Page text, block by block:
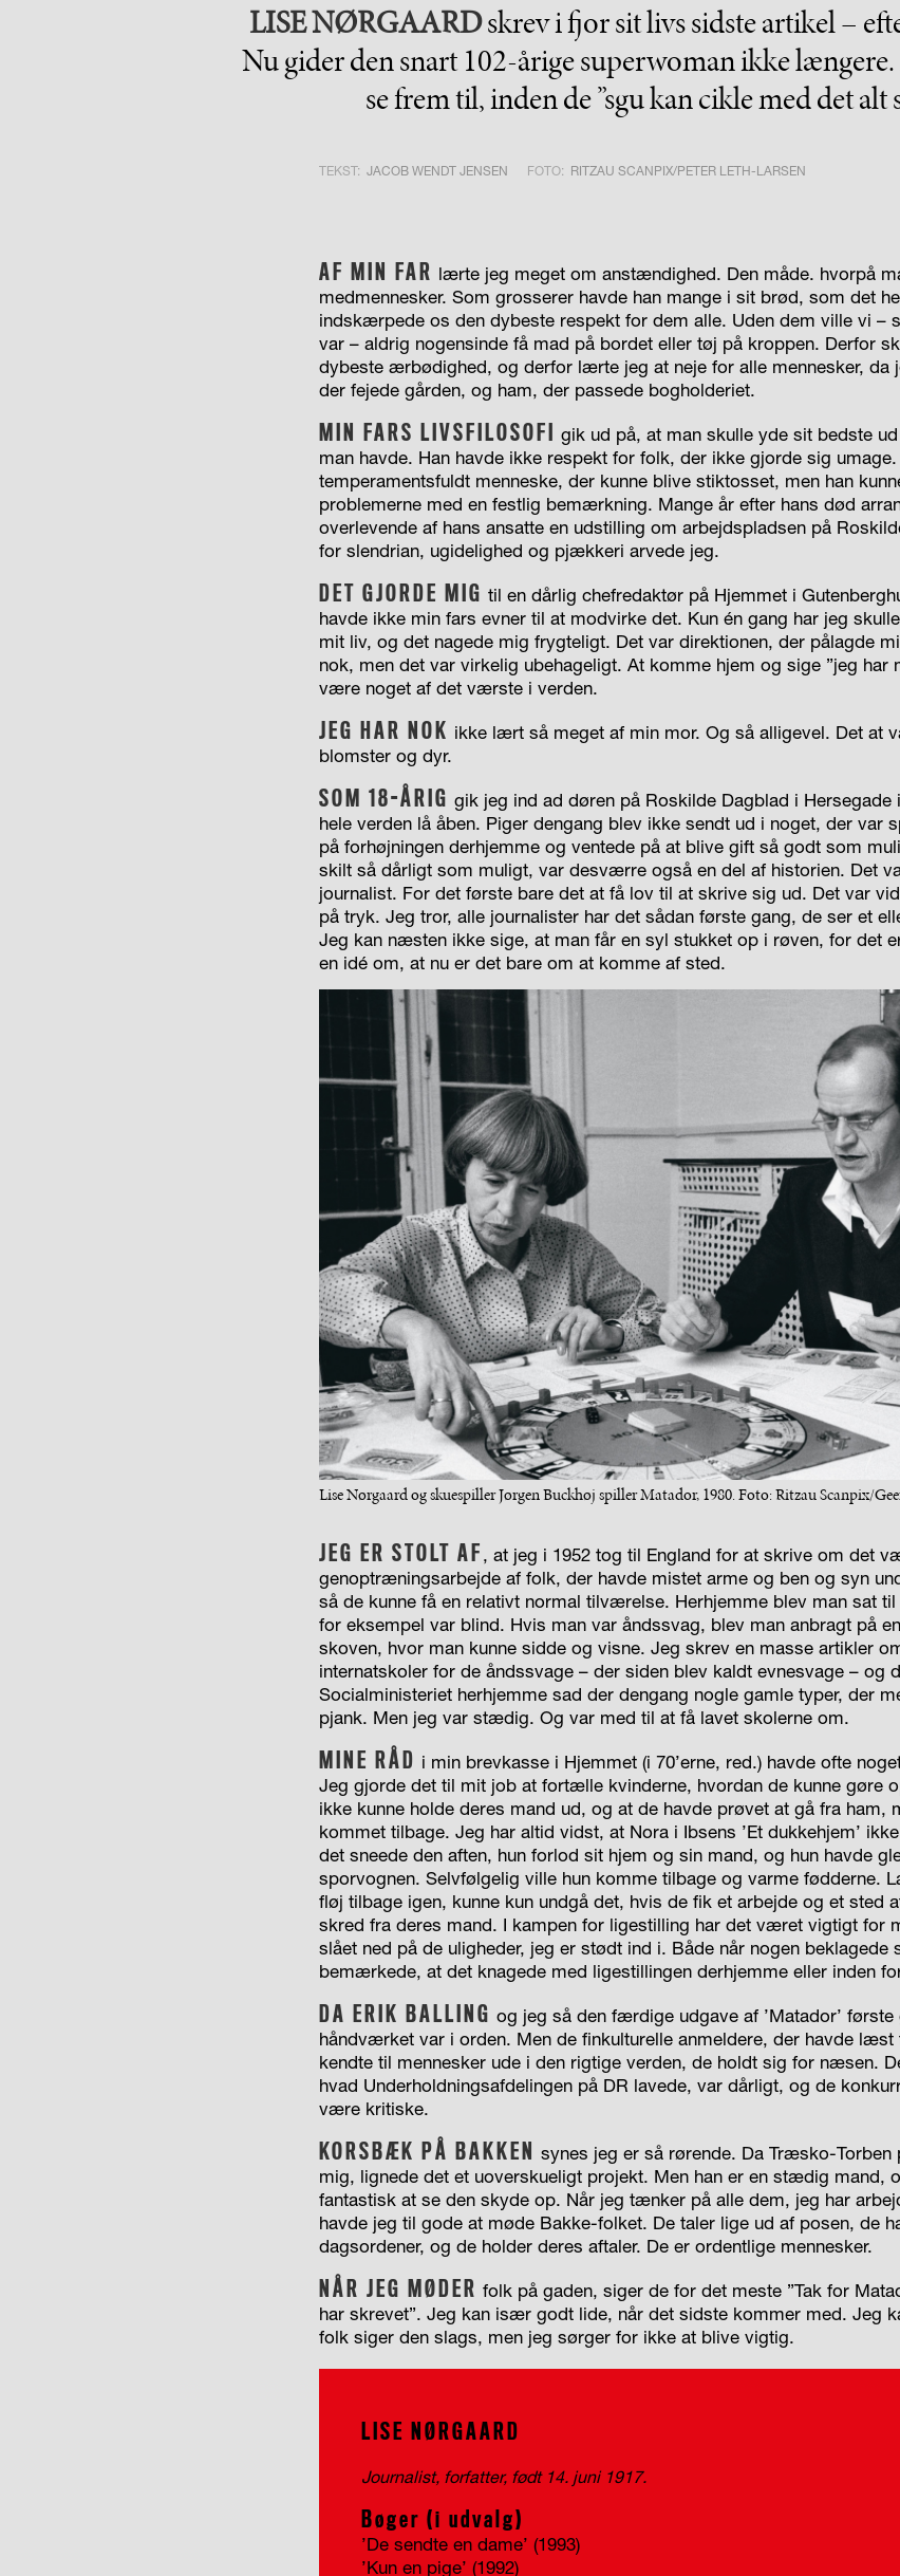
LISE NØRGAARDskrev i fjor sit livs sidste artikel –
Nu gider den snart 102-årige superwoman ikke
se frem til, inden de ”sgu kan cikle med det alt
TEKST: JACOB WENDT JENSEN FOTO: RITZAU SCANPIX/PETER LETH-LARSEN
AF MIN FAR lærte jeg meget om anstændighed. Den måde. hvorpå
medmennesker. Som grosserer havde han mange i sit brød, som det
indskærpede os den dybeste respekt for dem alle. Uden dem ville vi –
var – aldrig nogensinde få mad på bordet eller tøj på kroppen. Derfor
dybeste ærbødighed, og derfor lærte jeg at neje for alle mennesker, da
der fejede gården, og ham, der passede bogholderiet.
MIN FARS LIVSFILOSOFI
gik ud på, at man skulle yde sit bedste
man havde. Han havde ikke respekt for folk, der ikke gjorde sig
temperamentsfuldt menneske, der kunne blive stiktosset, men han
problemerne med en festlig bemærkning. Mange år efter hans død
overlevende af hans ansatte en udstilling om arbejdspladsen på
for slendrian, ugidelighed og pjækkeri arvede jeg.
DET GJORDE MIG til en dårlig chefredaktør på Hjemmet i
havde ikke min fars evner til at modvirke det. Kun én gang har jeg
mit liv, og det nagede mig frygteligt. Det var direktionen, der pålagde
nok, men det var virkelig ubehageligt. At komme hjem og sige ”jeg har
være noget af det værste i verden.
JEG HAR NOK ikke lært så meget af min mor. Og så alligevel. Det at
blomster og dyr.
SOM 18-ÅRIG gik jeg ind ad døren på Roskilde Dagblad i
hele verden lå åben. Piger dengang blev ikke sendt ud i noget, der var
på forhøjningen derhjemme og ventede på at blive gift så godt som
skilt så dårligt som muligt, var desværre også en del af historien. Det
journalist. For det første bare det at få lov til at skrive sig ud. Det var
på tryk. Jeg tror, alle journalister har det sådan første gang, de ser et
Jeg kan næsten ikke sige, at man får en syl stukket op i røven, for det
en idé om, at nu er det bare om at komme af sted.
Lise Nørgaard og skuespiller Jørgen Buckhøj spiller Matador, 1980. Foto: Ritzau Scanpix/
JEG ER STOLT AF, at jeg i 1952 tog til England for at skrive om det
genoptræningsarbejde af folk, der havde mistet arme og ben og syn
så de kunne få en relativt normal tilværelse. Herhjemme blev man sat
for eksempel var blind. Hvis man var åndssvag, blev man anbragt på
skoven, hvor man kunne sidde og visne. Jeg skrev en masse artikler
internatskoler for de åndssvage – der siden blev kaldt evnesvage – og
Socialministeriet herhjemme sad der dengang nogle gamle typer, der
pjank. Men jeg var stædig. Og var med til at få lavet skolerne om.
MINE RÅD i min brevkasse i Hjemmet (i 70’erne, red.) havde ofte
Jeg gjorde det til mit job at fortælle kvinderne, hvordan de kunne gøre
ikke kunne holde deres mand ud, og at de havde prøvet at gå fra ham,
kommet tilbage. Jeg har altid vidst, at Nora i Ibsens ’Et dukkehjem’
det sneede den aften, hun forlod sit hjem og sin mand, og hun havde
sporvognen. Selvfølgelig ville hun komme tilbage og varme fødderne.
fløj tilbage igen, kunne kun undgå det, hvis de fik et arbejde og et sted
skred fra deres mand. I kampen for ligestilling har det været vigtigt for
slået ned på de uligheder, jeg er stødt ind i. Både når nogen beklagede
bemærkede, at det knagede med ligestillingen derhjemme eller inden
DA ERIK BALLING og jeg så den færdige udgave af ’Matador’
håndværket var i orden. Men de finkulturelle anmeldere, der havde læst
kendte til mennesker ude i den rigtige verden, de holdt sig for næsen.
hvad Underholdningsafdelingen på DR lavede, var dårligt, og de
være kritiske.
KORSBÆK PÅ BAKKEN synes jeg er så rørende. Da Træsko-
mig, lignede det et uoverskueligt projekt. Men han er en stædig mand,
fantastisk at se den skyde op. Når jeg tænker på alle dem, jeg har
havde jeg til gode at møde Bakke-folket. De taler lige ud af posen, de
dagsordener, og de holder deres aftaler. De er ordentlige mennesker.
NÅR JEG MØDER folk på gaden, siger de for det meste ”Tak for
har skrevet”. Jeg kan især godt lide, når det sidste kommer med. Jeg
folk siger den slags, men jeg sørger for ikke at blive vigtig.
LISE NØRGAARD
Journalist, forfatter, født 14. juni 1917.
Bøger (i udvalg)
’De sendte en dame’ (1993)
’Kun en pige’ (1992)